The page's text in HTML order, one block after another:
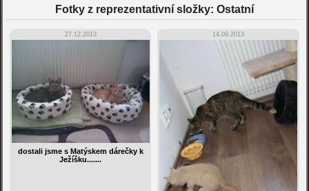
Fotky z reprezentativní složky: Ostatní
27.12.2013
dostali jsme s Matýskem dárečky k
Ježíšku.......
14.09.2013